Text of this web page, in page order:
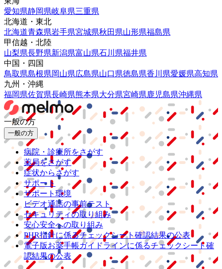
愛知県静岡県岐阜県三重県
北海道・東北
北海道青森県岩手県宮城県秋田県山形県福島県
甲信越・北陸
山梨県長野県新潟県富山県石川県福井県
中国・四国
鳥取県島根県岡山県広島県山口県徳島県香川県愛媛県高知県
九州・沖縄
福岡県佐賀県長崎県熊本県大分県宮崎県鹿児島県沖縄県
一般の方
一般の方
病院・診療所をさがす
薬局をさがす
症状からさがす
サポート
サポート環境
ビデオ通話の事前テスト
セキュリティの取り組み
安心安全への取り組み
PHR指針に係るチェックシート確認結果の公表
電子版お薬手帳ガイドラインに係るチェックシート確
認結果の公表